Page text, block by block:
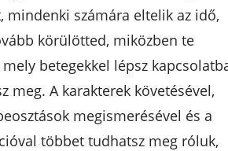
mindenki számára eltelik az idő,
körülötted, miközben te
betegekkel lépsz
meg. A karakterek követésével,
megismerésével és a
többet tudhatsz meg róluk,